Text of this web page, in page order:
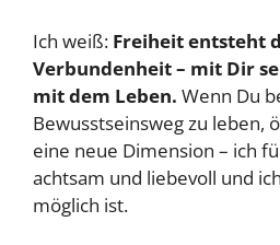
Ich weiß: Freiheit entsteht
Verbundenheit – mit Dir
mit dem Leben. Wenn Du
Bewusstseinsweg zu leben,
eine neue Dimension – ich
achtsam und liebevoll und
möglich ist.